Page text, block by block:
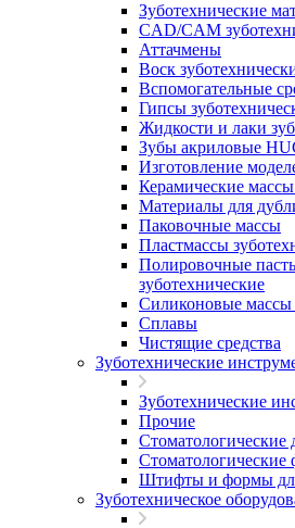
Зуботехнические
CAD/CAM
Аттачмены
Воск
Вспомогательные
Гипсы
Жидкости и лаки
Зубы акриловые
Изготовление
Керамические
Материалы для
Паковочные массы
Пластмассы
Полировочные
зуботехнические
Силиконовые массы
Сплавы
Чистящие средства
Зуботехнические
Зуботехнические
Прочие
Стоматологические
Стоматологические
Штифты и формы
Зуботехническое